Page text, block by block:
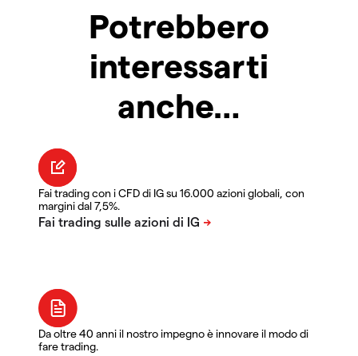
Potrebbero
interessarti
anche…
Fai trading con i CFD di IG su 16.000 azioni globali, con
margini dal 7,5%.
Da oltre 40 anni il nostro impegno è innovare il modo di
fare trading.